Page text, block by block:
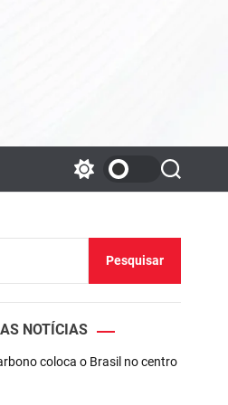
w
c
o
r
o
S
e
c
Pesquisar
NOTÍCIAS
coloca o Brasil no centro